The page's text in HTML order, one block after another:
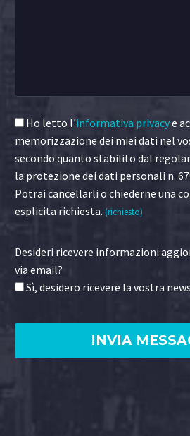
Ho letto l'informativa privacye
memorizzazione dei miei dati nel
secondo quanto stabilito dal
la protezione dei dati personali n.
Potrai cancellarli o chiederne una
esplicita richiesta. (richiesto)
Desideri ricevere informazioni
via email?
Sì, desidero ricevere la vostra